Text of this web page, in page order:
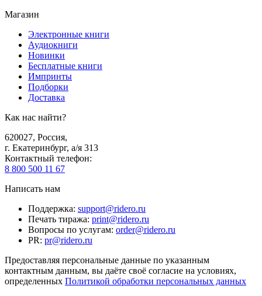
Магазин
Электронные книги
Аудиокниги
Новинки
Бесплатные книги
Импринты
Подборки
Доставка
Как нас найти?
620027, Россия,
г. Екатеринбург, а/я 313
Контактный телефон:
8 800 500 11 67
Написать нам
Поддержка: support@ridero.ru
Печать тиража: print@ridero.ru
Вопросы по услугам: order@ridero.ru
PR: pr@ridero.ru
Предоставляя персональные данные по указанным
контактным данным, вы даёте своё согласие на условиях,
определенных Политикой обработки персональных данных